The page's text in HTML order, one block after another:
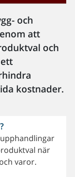
och
att
och
kostnader.
när
varor.